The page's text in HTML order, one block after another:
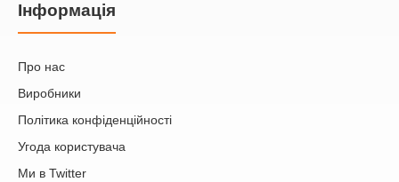
Iнформація
Про нас
Виробники
Політика конфіденційності
Угода користувача
Ми в Twitter